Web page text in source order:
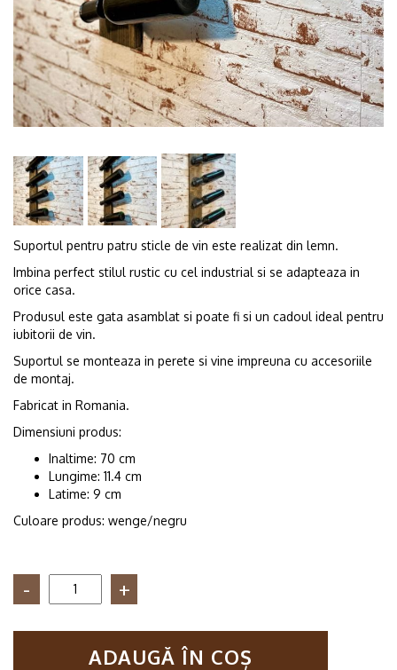
Suportul pentru patru sticle de vin este realizat din lemn.
Imbina perfect stilul rustic cu cel industrial si se adapteaza in
orice casa.
Produsul este gata asamblat si poate fi si un cadoul ideal pentru
iubitorii de vin.
Suportul se monteaza in perete si vine impreuna cu accesoriile
de montaj.
Fabricat in Romania.
Dimensiuni produs:
Inaltime: 70 cm
Lungime: 11.4 cm
Latime: 9 cm
Culoare produs: wenge/negru
Cantitate
sticle
ADAUGĂ ÎN COȘ